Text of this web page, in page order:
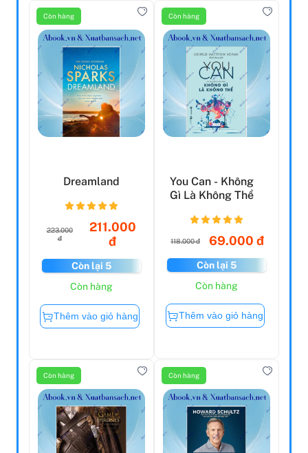
Còn hàng
Dreamland
223.000
đ
211.000
đ
Còn lại 5
Còn hàng
Thêm vào giỏ hàng
Còn hàng
You Can - Không
Gì Là Không Thể
118.000 đ 69.000 đ
Còn lại 5
Còn hàng
Thêm vào giỏ hàng
Còn hàng Còn hàng